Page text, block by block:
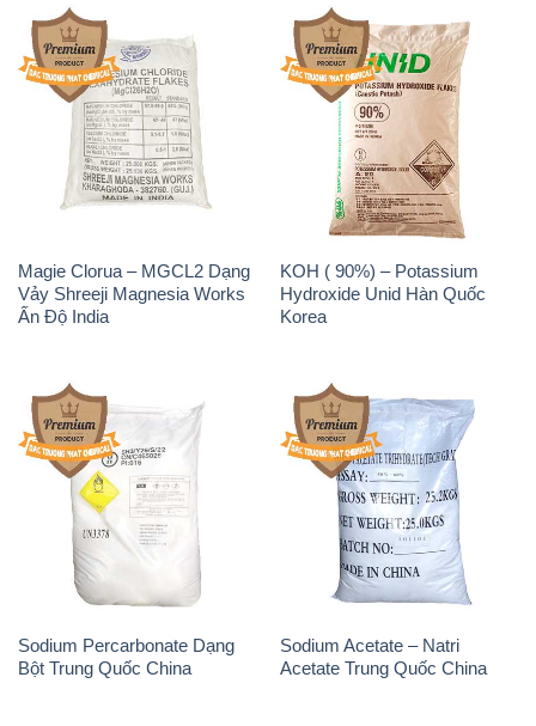
Magie Clorua – MGCL2 Dạng
Vảy Shreeji Magnesia Works
Ấn Độ India
KOH ( 90%) – Potassium
Hydroxide Unid Hàn Quốc
Korea
Sodium Percarbonate Dạng
Bột Trung Quốc China
Sodium Acetate – Natri
Acetate Trung Quốc China